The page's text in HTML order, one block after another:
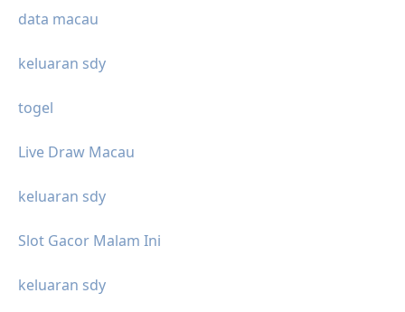
data macau
keluaran sdy
togel
Live Draw Macau
keluaran sdy
Slot Gacor Malam Ini
keluaran sdy